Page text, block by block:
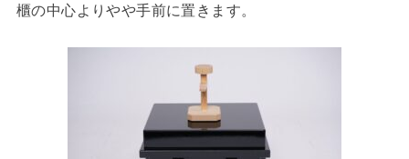
櫃の中心よりやや手前に置きます。